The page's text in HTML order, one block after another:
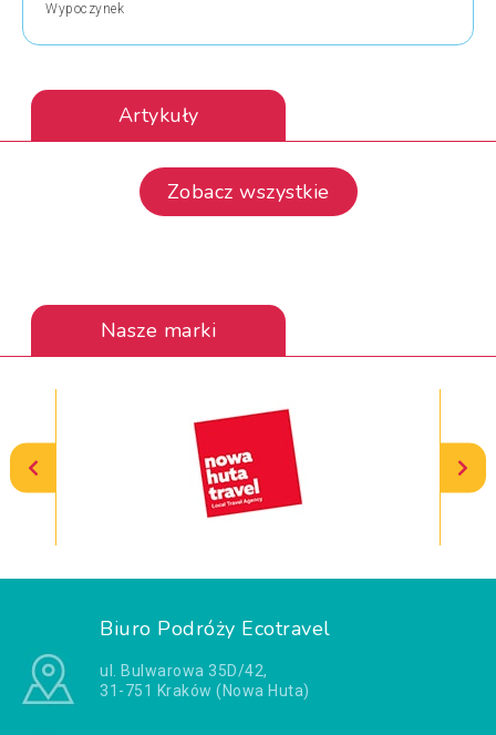
Wypoczynek
Artykuły
Zobacz wszystkie
Nasze marki
Biuro Podróży Ecotravel
ul. Bulwarowa 35D/42,
31-751 Kraków (Nowa Huta)